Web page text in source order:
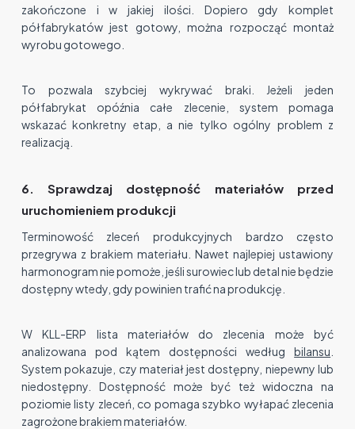
zakończone i w jakiej ilości. Dopiero gdy komplet
półfabrykatów jest gotowy, można rozpocząć montaż
wyrobu gotowego.
To pozwala szybciej wykrywać braki. Jeżeli jeden
półfabrykat opóźnia całe zlecenie, system pomaga
wskazać konkretny etap, a nie tylko ogólny problem z
realizacją.
6. Sprawdzaj dostępność materiałów przed
uruchomieniem produkcji
Terminowość zleceń produkcyjnych bardzo często
przegrywa z brakiem materiału. Nawet najlepiej ustawiony
harmonogram nie pomoże, jeśli surowiec lub detal nie będzie
dostępny wtedy, gdy powinien trafić na produkcję.
W KLL-ERP lista materiałów do zlecenia może być
analizowana pod kątem dostępności wedługbilansu
System pokazuje, czy materiał jest dostępny, niepewny lub
niedostępny. Dostępność może być też widoczna na
poziomie listy zleceń, co pomaga szybko wyłapać zlecenia
zagrożone brakiem materiałów.